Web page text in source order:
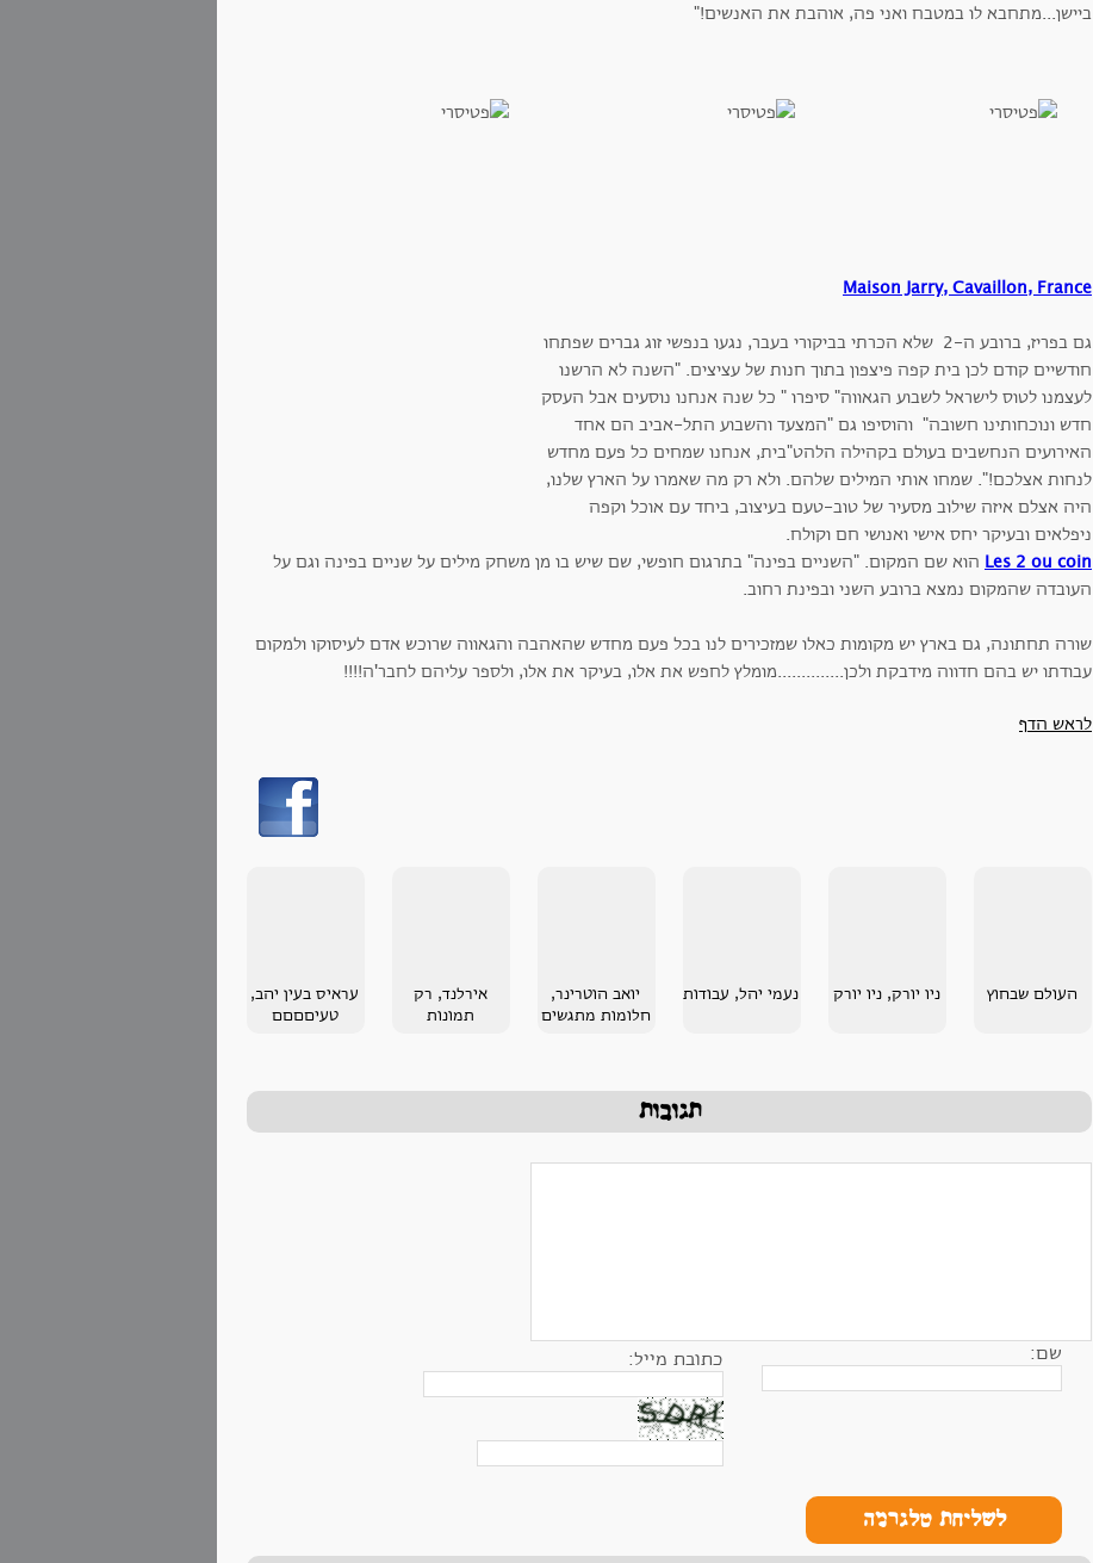
ביישן...מתחבא לו במטבח ואני פה, אוהבת את האנשים!"
Maison Jarry, Cavaillon, France
גם בפריז, ברובע ה-2 שלא הכרתי בביקורי בעבר, נגעו בנפשי זוג גברים שפתחו
חודשיים קודם לכן בית קפה פיצפון בתוך חנות של עציצים. "השנה לא הרשנו
לעצמנו לטוס לישראל לשבוע הגאווה" סיפרו " כל שנה אנחנו נוסעים אבל העסק
חדש ונוכחותינו חשובה" והוסיפו גם "המצעד והשבוע התל-אביב הם אחד
האירועים הנחשבים בעולם בקהילה הלהט"בית, אנחנו שמחים כל פעם מחדש
לנחות אצלכם!". שמחו אותי המילים שלהם. ולא רק מה שאמרו על הארץ שלנו,
היה אצלם איזה שילוב מסעיר של טוב-טעם בעיצוב, ביחד עם אוכל וקפה
ניפלאים ובעיקר יחס אישי ואנושי חם וקולח.
Les 2 ou coin הוא שם המקום. "השניים בפינה" בתרגום חופשי, שם שיש בו מן משחק מילים על שניים בפינה וגם על
העובדה שהמקום נמצא ברובע השני ובפינת רחוב.
שורה תחתונה, גם בארץ יש מקומות כאלו שמזכירים לנו בכל פעם מחדש שהאהבה והגאווה שרוכש אדם לעיסוקו ולמקום
עבודתו יש בהם חדווה מידבקת ולכן..............מומלץ לחפש את אלו, בעיקר את אלו, ולספר עליהם לחבר'ה!!!!
לראש הדף
העולם שבחוץ ניו יורק, ניו יורק נעמי יהל, עבודות
יואב הוטרינר,
חלומות מתגשים
אירלנד, רק
תמונות
עראיס בעין יהב,
טעיםםםם
תגובות
שם: כתובת מייל:
לשליחת טלגרמה